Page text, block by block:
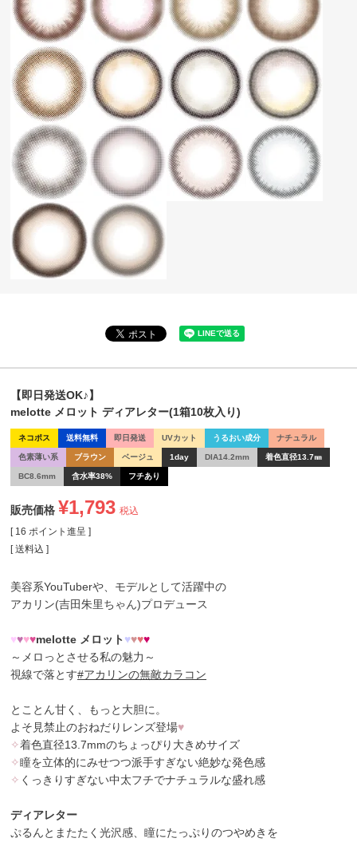
【即日発送OK♪】
melotte メロット ディアレター(1箱10枚入り)
ネコポス 送料無料 即日発送 UVカット うるおい成分 ナチュラル
色素薄い系 ブラウン ベージュ 1day DIA14.2mm 着色直径13.7㎜
BC8.6mm 含水率38% フチあり
販売価格 ¥1,793 税込
[ 16 ポイント進呈 ]
送料込
美容系YouTuberや、モデルとして活躍中の
アカリン(吉田朱里ちゃん)プロデュース
♥♥♥♥melotte メロット♥♥♥♥
～メロっとさせる私の魅力～
視線で落とす#アカリンの無敵カラコン
とことん甘く、もっと大胆に。
よそ見禁止のおねだりレンズ登場♥
✧着色直径13.7mmのちょっぴり大きめサイズ
✧瞳を立体的にみせつつ派手すぎない絶妙な発色感
✧ くっきりすぎない中太フチでナチュラルな盛れ感
ディアレター
ぷるんとまたたく光沢感、瞳にたっぷりのつやめきを